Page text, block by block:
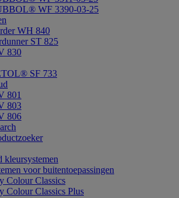
WF 3390-03-25
WH 840
ST 825
830
SF 733
801
803
806
kleursystemen
voor buitentoepassingen
Colour Classics
Colour Classics Plus